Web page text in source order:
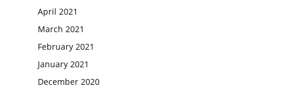
April 2021
March 2021
February 2021
January 2021
December 2020